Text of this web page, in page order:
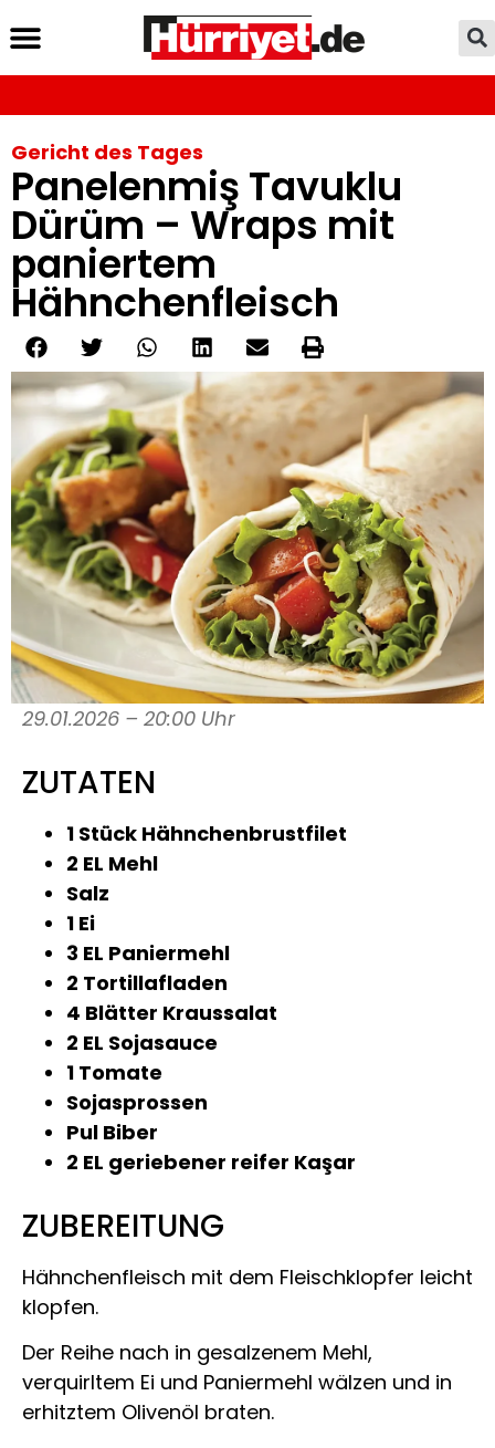
Gericht des Tages
Panelenmiş Tavuklu
Dürüm – Wraps mit
paniertem
Hähnchenfleisch
29.01.2026 – 20:00 Uhr
ZUTATEN
1 Stück Hähnchenbrustfilet
2 EL Mehl
Salz
1 Ei
3 EL Paniermehl
2 Tortillafladen
4 Blätter Kraussalat
2 EL Sojasauce
1 Tomate
Sojasprossen
Pul Biber
2 EL geriebener reifer Kaşar
ZUBEREITUNG
Hähnchenfleisch mit dem Fleischklopfer leicht
klopfen.
Der Reihe nach in gesalzenem Mehl,
verquirltem Ei und Paniermehl wälzen und in
erhitztem Olivenöl braten.